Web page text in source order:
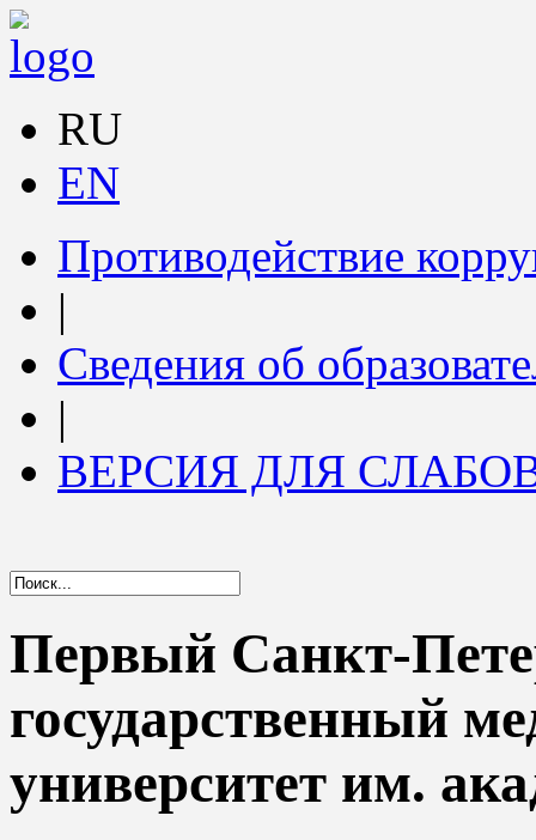
RU
EN
Противодействие
|
Сведения об
|
ВЕРСИЯ ДЛЯ
Первый Санкт-
государственный
университет им.